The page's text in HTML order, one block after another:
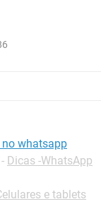
whatsapp
- Dicas -WhatsApp
e tablets